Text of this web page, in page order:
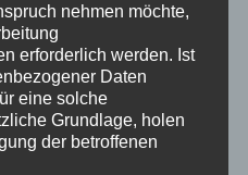
nehmen möchte,
erforderlich werden. Ist
Daten
eine solche
Grundlage, holen
der betroffenen